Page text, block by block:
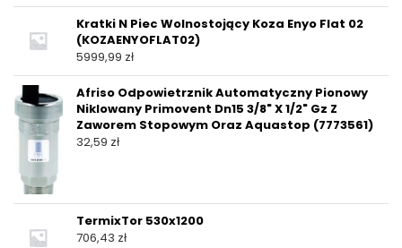
Kratki N Piec Wolnostojący Koza Enyo Flat 02
(KOZAENYOFLAT02)
5999,99 zł
Afriso Odpowietrznik Automatyczny Pionowy
Niklowany Primovent Dn15 3/8" X 1/2" Gz Z
Zaworem Stopowym Oraz Aquastop (7773561)
32,59 zł
TermixTor 530x1200
706,43 zł